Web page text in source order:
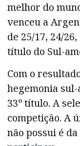
melhor do
venceu a
de 25/17, 24/
título do Sul-
Com o
hegemonia
33º título. A
competição. A
não possui é